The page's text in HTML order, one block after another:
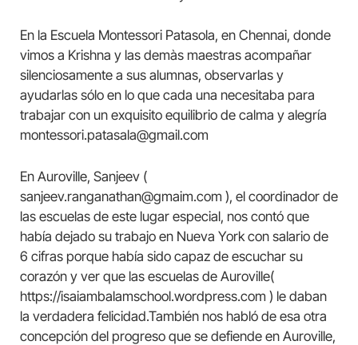
En la Escuela Montessori Patasola, en Chennai, donde
vimos a Krishna y las demàs maestras acompañar
silenciosamente a sus alumnas, observarlas y
ayudarlas sólo en lo que cada una necesitaba para
trabajar con un exquisito equilibrio de calma y alegría
montessori.patasala@gmail.com
En Auroville, Sanjeev (
sanjeev.ranganathan@gmaim.com ), el coordinador de
las escuelas de este lugar especial, nos contó que
había dejado su trabajo en Nueva York con salario de
6 cifras porque había sido capaz de escuchar su
corazón y ver que las escuelas de Auroville(
https://isaiambalamschool.wordpress.com ) le daban
la verdadera felicidad.También nos habló de esa otra
concepción del progreso que se defiende en Auroville,